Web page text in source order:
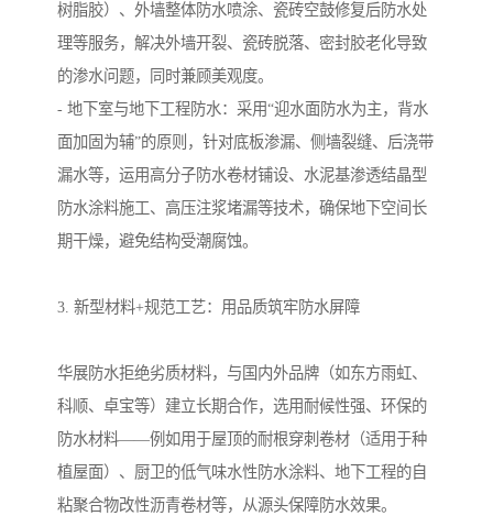
树脂胶）、外墙整体防水喷涂、瓷砖空鼓修复后防水处
理等服务，解决外墙开裂、瓷砖脱落、密封胶老化导致
的渗水问题，同时兼顾美观度。
- 地下室与地下工程防水：采用“迎水面防水为主，背水
面加固为辅”的原则，针对底板渗漏、侧墙裂缝、后浇带
漏水等，运用高分子防水卷材铺设、水泥基渗透结晶型
防水涂料施工、高压注浆堵漏等技术，确保地下空间长
期干燥，避免结构受潮腐蚀。
3. 新型材料+规范工艺：用品质筑牢防水屏障
华展防水拒绝劣质材料，与国内外品牌（如东方雨虹、
科顺、卓宝等）建立长期合作，选用耐候性强、环保的
防水材料——例如用于屋顶的耐根穿刺卷材（适用于种
植屋面）、厨卫的低气味水性防水涂料、地下工程的自
粘聚合物改性沥青卷材等，从源头保障防水效果。